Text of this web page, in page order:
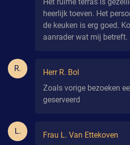
heerlijk toeven. Het
de keuken is erg goed.
aanrader wat mij betreft.
R.
Herr R. Bol
Zoals vorige bezoeken
geserveerd
L.
Frau L. Van Ettekoven